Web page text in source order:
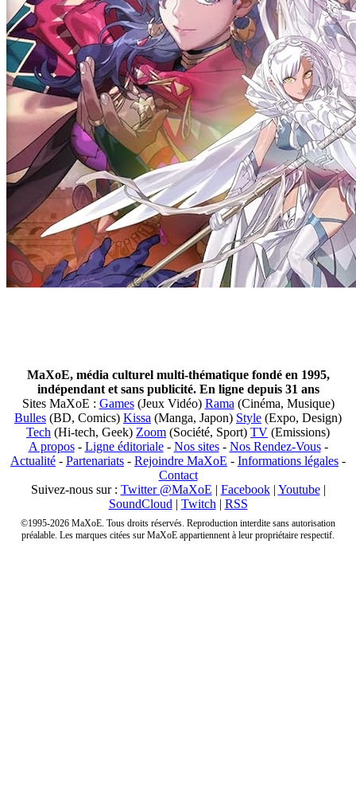
MaXoE, média culturel multi-thématique fondé en 1995,
indépendant et sans publicité. En ligne depuis 31 ans
Sites MaXoE : Games(Jeux Vidéo) Rama (Cinéma, Musique)
Bulles (BD, Comics) Kissa (Manga, Japon) Style (Expo, Design)
Tech (Hi-tech, Geek) Zoom (Société, Sport) TV (Emissions)
A propos- Ligne éditoriale- Nos sites- Nos Rendez-Vous-
Actualité - Partenariats - Rejoindre MaXoE - Informations légales -
Contact
Suivez-nous sur : Twitter @MaXoE | Facebook| Youtube|
SoundCloud | Twitch | RSS
©1995-2026 MaXoE. Tous droits réservés. Reproduction interdite sans autorisation
préalable. Les marques citées sur MaXoE appartiennent à leur propriétaire respectif.